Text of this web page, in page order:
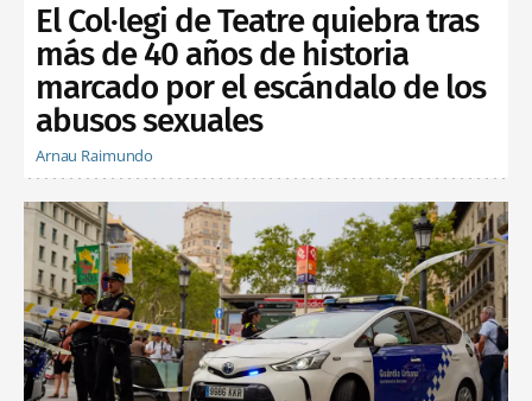
El Col·legi de Teatre quiebra tras
más de 40 años de historia
marcado por el escándalo de los
abusos sexuales
Arnau Raimundo